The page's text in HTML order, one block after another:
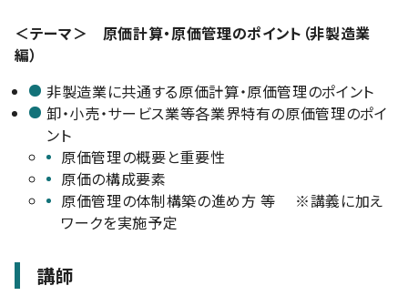
＜テーマ＞ 原価計算・原価管理のポイント（非製造業
編）
非製造業に共通する原価計算・原価管理のポイント
卸・小売・サービス業等各業界特有の原価管理のポイ
ント
原価管理の概要と重要性
原価の構成要素
原価管理の体制構築の進め方 等 ※講義に加え
ワークを実施予定
講師